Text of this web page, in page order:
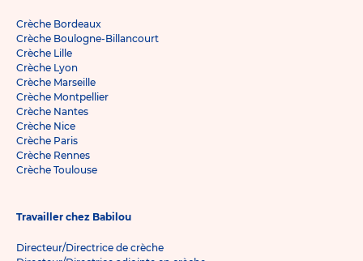
Crèche Bordeaux
Crèche Boulogne-Billancourt
Crèche Lille
Crèche Lyon
Crèche Marseille
Crèche Montpellier
Crèche Nantes
Crèche Nice
Crèche Paris
Crèche Rennes
Crèche Toulouse
Travailler chez Babilou
Directeur/Directrice de crèche